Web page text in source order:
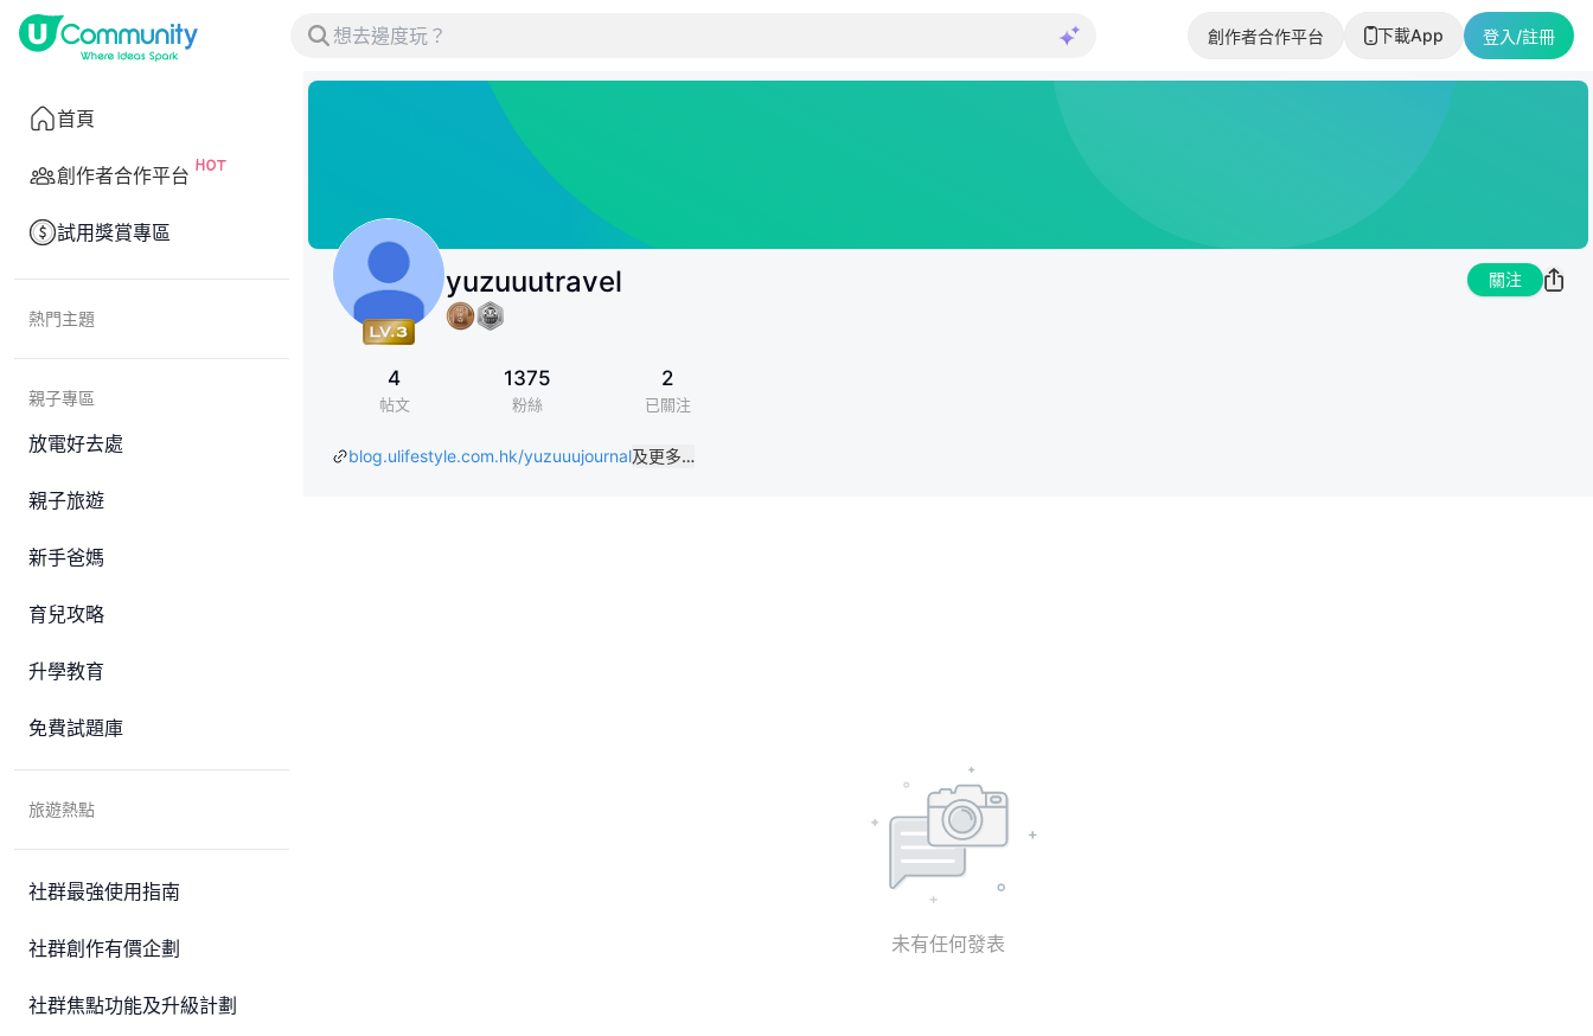
創作者合作平台 下載App 登入/註冊
首頁
創作者合作平台
試用獎賞專區
熱門主題
親子專區
放電好去處
親子旅遊
新手爸媽
育兒攻略
升學教育
免費試題庫
旅遊熱點
社群最強使用指南
社群創作有價企劃
社群焦點功能及升級計劃
yuzuuutravel 關注
4
帖文
1375
粉絲
2
已關注
blog.ulifestyle.com.hk/yuzuuujournal及更多…
未有任何發表